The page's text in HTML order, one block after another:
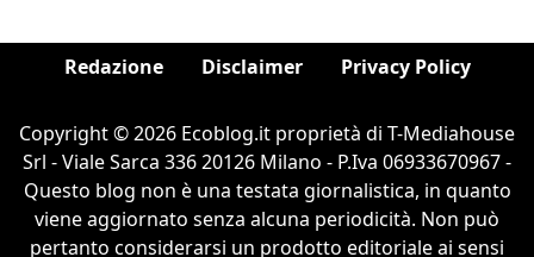
Redazione Disclaimer Privacy Policy
Copyright © 2026 Ecoblog.it proprietà di T-Mediahouse
Srl - Viale Sarca 336 20126 Milano - P.Iva 06933670967 -
Questo blog non è una testata giornalistica, in quanto
viene aggiornato senza alcuna periodicità. Non può
pertanto considerarsi un prodotto editoriale ai sensi